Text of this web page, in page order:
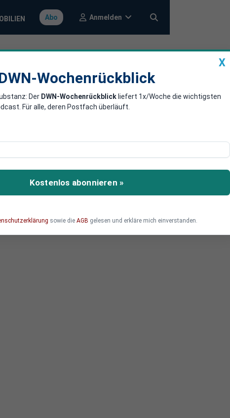
Abo Anmelden
Great Reset-Initiative des
X
Wochenrückblick
Der DWN-Wochenrückblick liefert 1x/Woche die wichtigsten
Für alle, deren Postfach überläuft.
Kostenlos abonnieren »
sowie die AGB gelesen und erkläre mich einverstanden.